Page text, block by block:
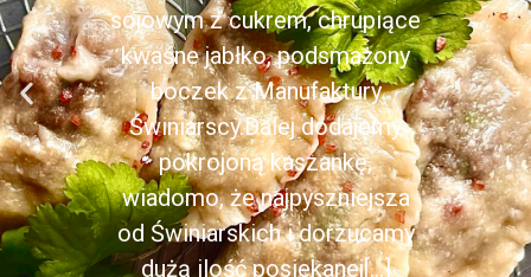
sojowym z cukrem, chrupiące
kwaśne jabłko, podsmażony
boczek z Manufaktury
Świniarscy.Dalej dodajemy
pokrojoną kaszankę,
wiadomo, że najpyszniejsza
od Świniarskich i dorzucamy
dużą ilość posiekanej[...]